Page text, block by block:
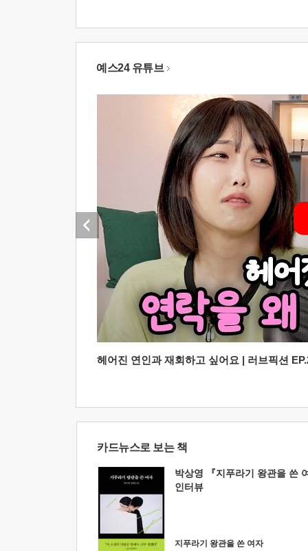
예스24 유튜브
헤어진 연인과 재회하고 싶어요 | 러브픽션
카드뉴스로 보는 책
박상영 『지푸라기 왕관을 쓴
인터뷰
지푸라기 왕관을 쓴 여자